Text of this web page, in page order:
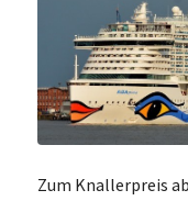
Zum Knallerpreis